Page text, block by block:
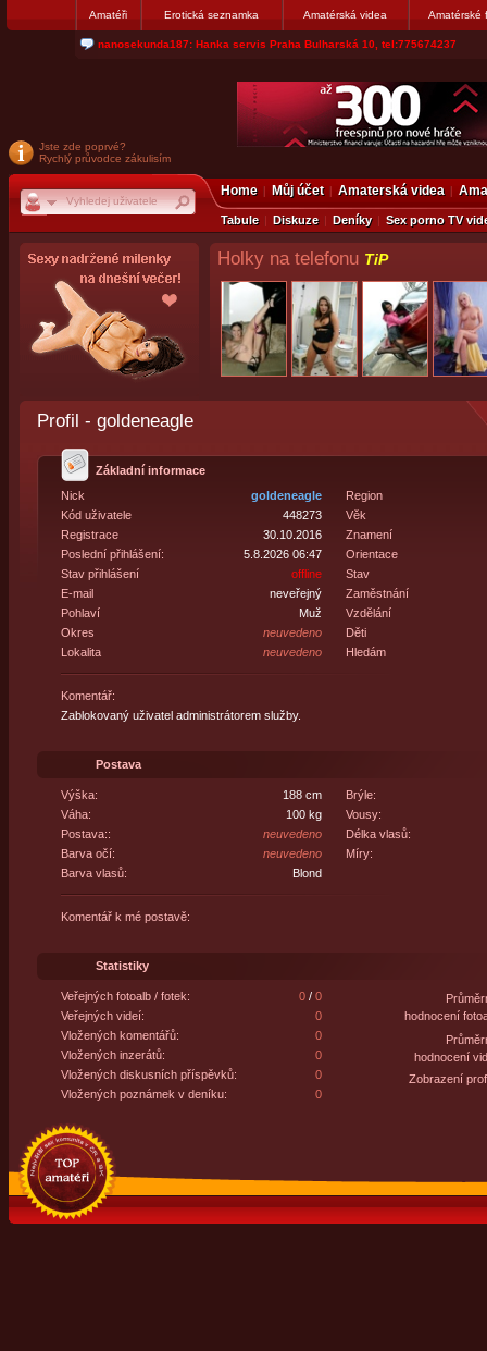
Amatéři Erotická seznamka Amatérská videa Amatérské
nanosekunda187: Hanka servis Praha Bulharská 10, tel:775674237
Jste zde poprvé?
Rychlý průvodce zákulisím
Home Můj účet Amaterská videa
Tabule Diskuze Deníky Sex porno TV
Holky na telefonu TiP
Profil - goldeneagle
Základní informace
Nick
goldeneagle
Kód uživatele
448273
Registrace
30.10.2016
Poslední přihlášení:
5.8.2026 06:47
Stav přihlášení
offline
E-mail
neveřejný
Pohlaví
Muž
Okres
neuvedeno
Lokalita
neuvedeno
Region
Věk
Znamení
Orientace
Stav
Zaměstnání
Vzdělání
Děti
Hledám
Komentář:
Zablokovaný uživatel administrátorem služby.
Postava
Výška:
188 cm
Váha:
100 kg
Postava::
neuvedeno
Barva očí:
neuvedeno
Barva vlasů:
Blond
Brýle:
Vousy:
Délka vlasů:
Míry:
Komentář k mé postavě:
Statistiky
Veřejných fotoalb / fotek: 0/ 0
Veřejných videí:
0
Vložených komentářů:
0
Vložených inzerátů:
0
Vložených diskusních příspěvků:
0
Vložených poznámek v deníku:
0
hodnocení
hodnocení
Zobrazení